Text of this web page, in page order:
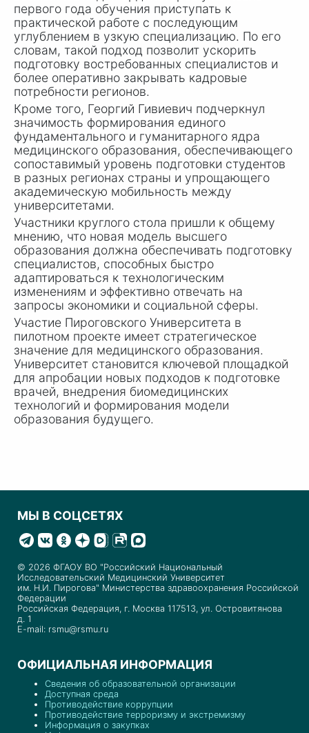
первого года обучения приступать к
практической работе с последующим
углублением в узкую специализацию. По его
словам, такой подход позволит ускорить
подготовку востребованных специалистов и
более оперативно закрывать кадровые
потребности регионов.
Кроме того, Георгий Гивиевич подчеркнул
значимость формирования единого
фундаментального и гуманитарного ядра
медицинского образования, обеспечивающего
сопоставимый уровень подготовки студентов
в разных регионах страны и упрощающего
академическую мобильность между
университетами.
Участники круглого стола пришли к общему
мнению, что новая модель высшего
образования должна обеспечивать подготовку
специалистов, способных быстро
адаптироваться к технологическим
изменениям и эффективно отвечать на
запросы экономики и социальной сферы.
Участие Пироговского Университета в
пилотном проекте имеет стратегическое
значение для медицинского образования.
Университет становится ключевой площадкой
для апробации новых подходов к подготовке
врачей, внедрения биомедицинских
технологий и формирования модели
образования будущего.
МЫ В СОЦСЕТЯХ
© 2026 ФГАОУ ВО "Российский Национальный
Исследовательский Медицинский Университет
им. Н.И. Пирогова" Министерства здравоохранения Российской
Федерации
Российская Федерация, г. Москва 117513, ул. Островитянова
д. 1
E-mail: rsmu@rsmu.ru
ОФИЦИАЛЬНАЯ ИНФОРМАЦИЯ
Сведения об образовательной организации
Доступная среда
Противодействие коррупции
Противодействие терроризму и экстремизму
Информация о закупках